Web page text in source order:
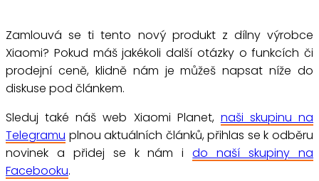
Zamlouvá se ti tento nový produkt z dílny výrobce
Xiaomi? Pokud máš jakékoli další otázky o funkcích či
prodejní ceně, klidně nám je můžeš napsat níže do
diskuse pod článkem.
Sleduj také náš web Xiaomi Planet, naši skupinu na
Telegramu plnou aktuálních článků, přihlas se k odběru
novinek a přidej se k nám ido naší skupiny na
Facebooku.